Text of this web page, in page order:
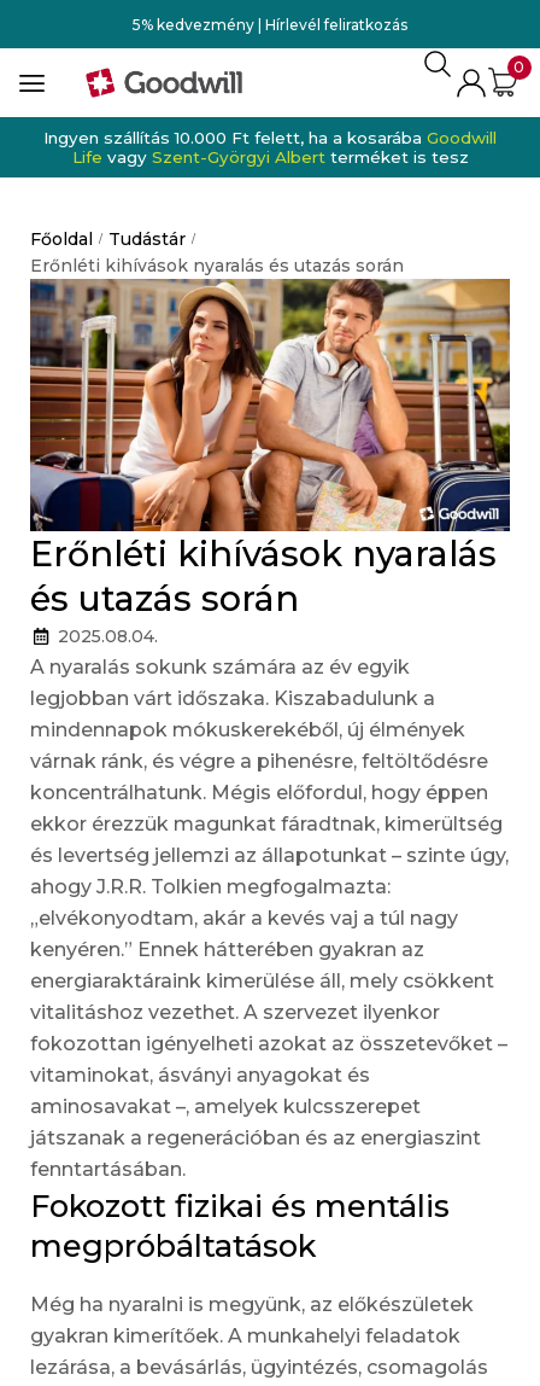
5% kedvezmény | Hírlevél feliratkozás
0
Ingyen szállítás 10.000 Ft felett, ha a kosarába Goodwill
Life vagy Szent-Györgyi Albert terméket is tesz
Főoldal / Tudástár /
Erőnléti kihívások nyaralás és utazás során
Erőnléti kihívások nyaralás
és utazás során
2025.08.04.
A nyaralás sokunk számára az év egyik
legjobban várt időszaka. Kiszabadulunk a
mindennapok mókuskerekéből, új élmények
várnak ránk, és végre a pihenésre, feltöltődésre
koncentrálhatunk. Mégis előfordul, hogy éppen
ekkor érezzük magunkat fáradtnak, kimerültség
és levertség jellemzi az állapotunkat – szinte úgy,
ahogy J.R.R. Tolkien megfogalmazta:
„elvékonyodtam, akár a kevés vaj a túl nagy
kenyéren.” Ennek hátterében gyakran az
energiaraktáraink kimerülése áll, mely csökkent
vitalitáshoz vezethet. A szervezet ilyenkor
fokozottan igényelheti azokat az összetevőket –
vitaminokat, ásványi anyagokat és
aminosavakat –, amelyek kulcsszerepet
játszanak a regenerációban és az energiaszint
fenntartásában.
Fokozott fizikai és mentális
megpróbáltatások
Még ha nyaralni is megyünk, az előkészületek
gyakran kimerítőek. A munkahelyi feladatok
lezárása, a bevásárlás, ügyintézés, csomagolás